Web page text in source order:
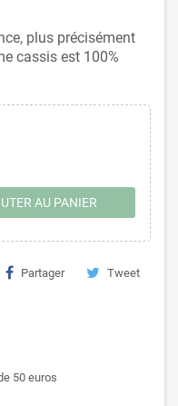
plus précisément
cassis est 100%
AU PANIER
Partager Tweet
50 euros